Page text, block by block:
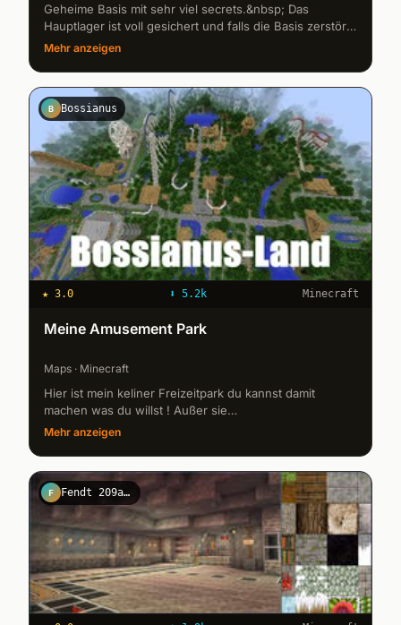
Geheime Basis mit sehr viel secrets.&nbsp; Das
Hauptlager ist voll gesichert und falls die Basis zerstört
wird kann man die Items sicher rausholen. Na dann
Mehr anzeigen
B Bossianus
★ 3.0 ⬇ 5.2k Minecraft
Meine Amusement Park
Maps · Minecraft
Hier ist mein keliner Freizeitpark du kannst damit
machen was du willst ! Außer sie
weiterzugeben/kopieren ! Die Map geht ab der
Mehr anzeigen
F Fendt 209abg